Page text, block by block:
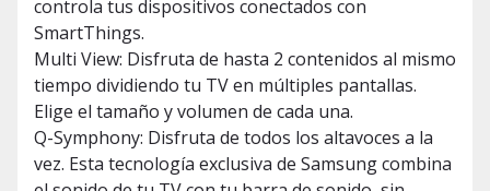
controla tus dispositivos conectados con
SmartThings.
Multi View: Disfruta de hasta 2 contenidos al mismo
tiempo dividiendo tu TV en múltiples pantallas.
Elige el tamaño y volumen de cada una.
Q-Symphony: Disfruta de todos los altavoces a la
vez. Esta tecnología exclusiva de Samsung combina